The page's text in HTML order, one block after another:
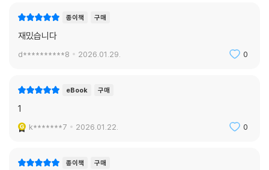
종이책 구매
재밌습니다
d**********8 2026.01.29. 0
eBook 구매
1
k*******7 2026.01.22. 0
종이책 구매